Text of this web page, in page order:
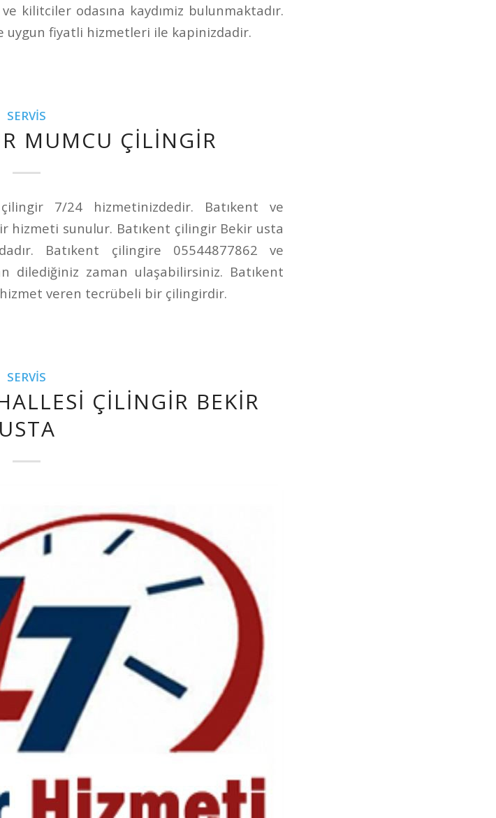
kilitciler odasına kaydımiz bulunmaktadır.
uygun fiyatli hizmetleri ile kapinizdadir.
SERVIS
MUMCU ÇILINGIR
7/24 hizmetinizdedir. Batıkent ve
hizmeti sunulur. Batıkent çilingir Bekir usta
Batıkent çilingire 05544877862 ve
dilediğiniz zaman ulaşabilirsiniz. Batıkent
veren tecrübeli bir çilingirdir.
SERVIS
ÇILINGIR BEKIR
USTA